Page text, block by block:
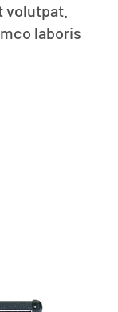
volutpat.
laboris